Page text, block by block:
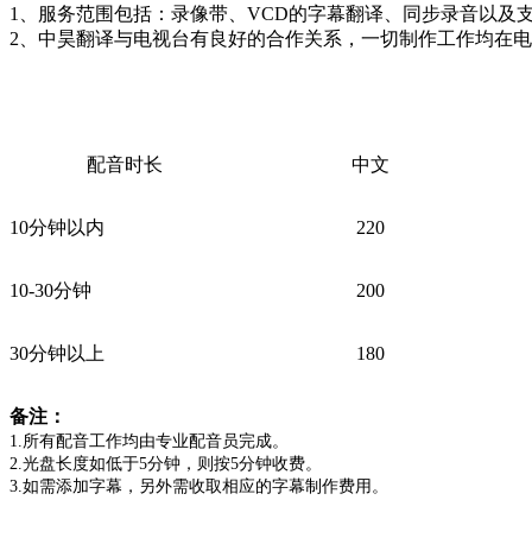
1、服务范围包括：录像带、VCD的字幕翻译、同步录音以及
2、中昊翻译与电视台有良好的合作关系，一切制作工作均在
配音时长 中文
10分钟以内 220
10-30分钟 200
30分钟以上 180
备注：
1.所有配音工作均由专业配音员完成。
2.光盘长度如低于5分钟，则按5分钟收费。
3.如需添加字幕，另外需收取相应的字幕制作费用。